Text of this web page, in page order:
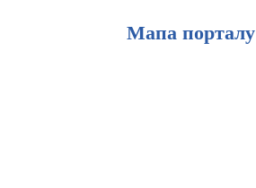
Мапа порталу